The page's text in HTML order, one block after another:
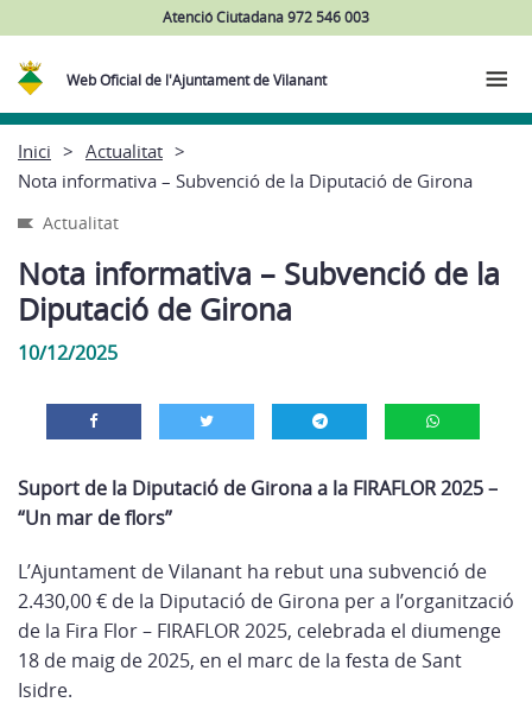
Atenció Ciutadana 972 546 003
Web Oficial de l'Ajuntament de Vilanant
Inici
Actualitat
Nota informativa – Subvenció de la Diputació de Girona
Actualitat
Nota informativa – Subvenció de la
Diputació de Girona
10/12/2025
Suport de la Diputació de Girona a la FIRAFLOR 2025 –
“Un mar de flors”
L’Ajuntament de Vilanant ha rebut una subvenció de
2.430,00 € de la Diputació de Girona per a l’organització
de la Fira Flor – FIRAFLOR 2025, celebrada el diumenge
18 de maig de 2025, en el marc de la festa de Sant
Isidre.